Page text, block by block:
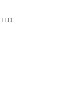
H.D.